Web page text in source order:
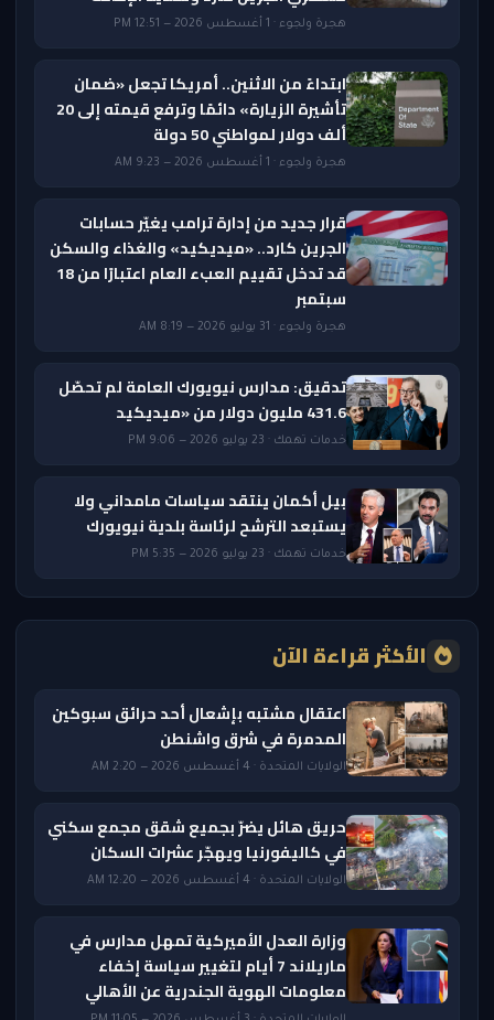
هجرة ولجوء · 1 أغسطس 2026 — 12:51 PM
ابتداءً من الاثنين.. أمريكا تجعل «ضمان
تأشيرة الزيارة» دائمًا وترفع قيمته إلى 20
ألف دولار لمواطني 50 دولة
هجرة ولجوء · 1 أغسطس 2026 — 9:23 AM
قرار جديد من إدارة ترامب يغيّر حسابات
الجرين كارد.. «ميديكيد» والغذاء والسكن
قد تدخل تقييم العبء العام اعتبارًا من 18
سبتمبر
هجرة ولجوء · 31 يوليو 2026 — 8:19 AM
تدقيق: مدارس نيويورك العامة لم تحصّل
431.6 مليون دولار من «ميديكيد
خدمات تهمك · 23 يوليو 2026 — 9:06 PM
بيل أكمان ينتقد سياسات مامداني ولا
يستبعد الترشح لرئاسة بلدية نيويورك
خدمات تهمك · 23 يوليو 2026 — 5:35 PM
الأكثر قراءة الآن
اعتقال مشتبه بإشعال أحد حرائق سبوكين
المدمرة في شرق واشنطن
الولايات المتحدة · 4 أغسطس 2026 — 2:20 AM
حريق هائل يضرّ بجميع شقق مجمع سكني
في كاليفورنيا ويهجّر عشرات السكان
الولايات المتحدة · 4 أغسطس 2026 — 12:20 AM
وزارة العدل الأميركية تمهل مدارس في
ماريلاند 7 أيام لتغيير سياسة إخفاء
معلومات الهوية الجندرية عن الأهالي